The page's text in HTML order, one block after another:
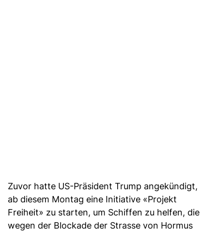
Zuvor hatte US-Präsident Trump angekündigt,
ab diesem Montag eine Initiative «Projekt
Freiheit» zu starten, um Schiffen zu helfen, die
wegen der Blockade der Strasse von Hormus